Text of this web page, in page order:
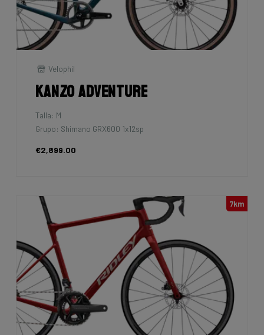
Velophil
Kanzo Adventure
Talla: M
Grupo: Shimano GRX600 1x12sp
€2,899.00
7km